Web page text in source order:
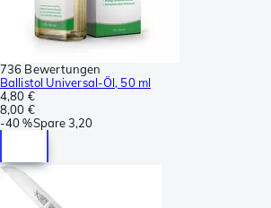
736 Bewertungen
Ballistol Universal-Öl, 50 ml
4,80 €
8,00 €
-40 %Spare3,20